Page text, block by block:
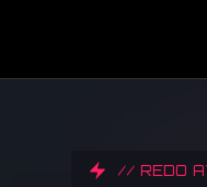
// REDO